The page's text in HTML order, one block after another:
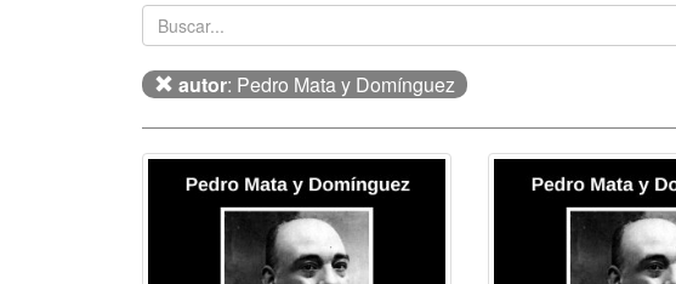
autor: Pedro Mata y Domínguez